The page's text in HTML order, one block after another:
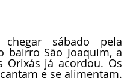
bairro São Joaquim, a
Orixás já acordou. Os
e se alimentam.